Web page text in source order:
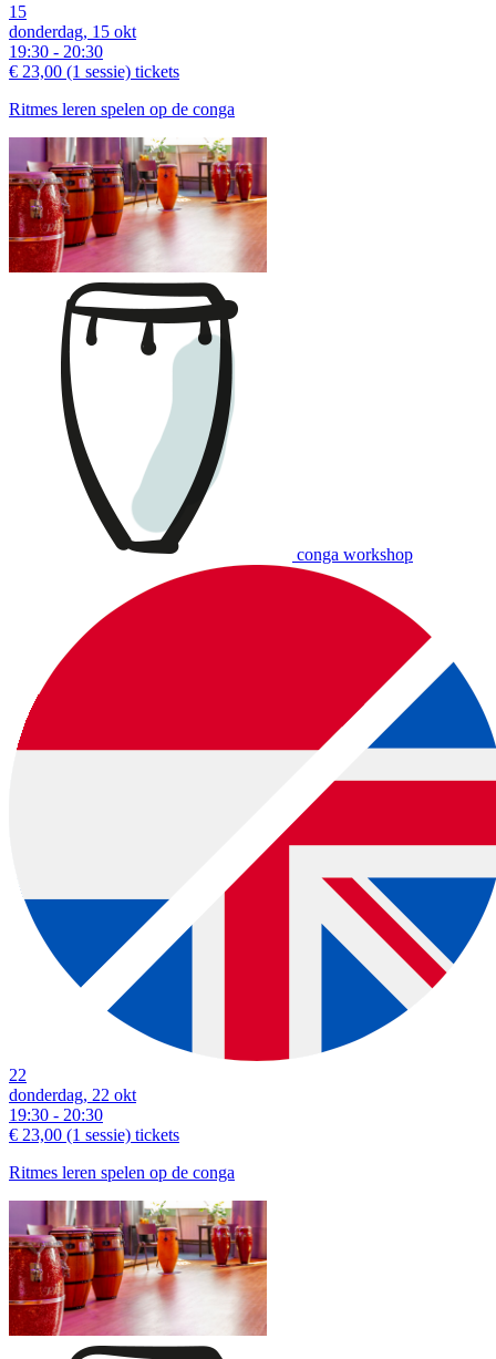
15
donderdag, 15 okt
19:30 - 20:30
€ 23,00 (1 sessie) tickets
Ritmes leren spelen op de conga
conga workshop
22
donderdag, 22 okt
19:30 - 20:30
€ 23,00 (1 sessie) tickets
Ritmes leren spelen op de conga